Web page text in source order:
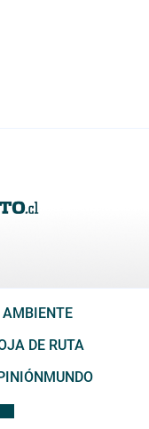
AMBIENTE
DE RUTA
MUNDO